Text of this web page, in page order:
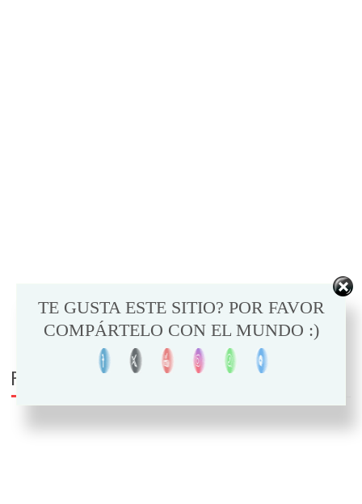
PUEDE INTERESARTE
TE GUSTA ESTE SITIO? POR FAVOR
COMPÁRTELO CON EL MUNDO :)